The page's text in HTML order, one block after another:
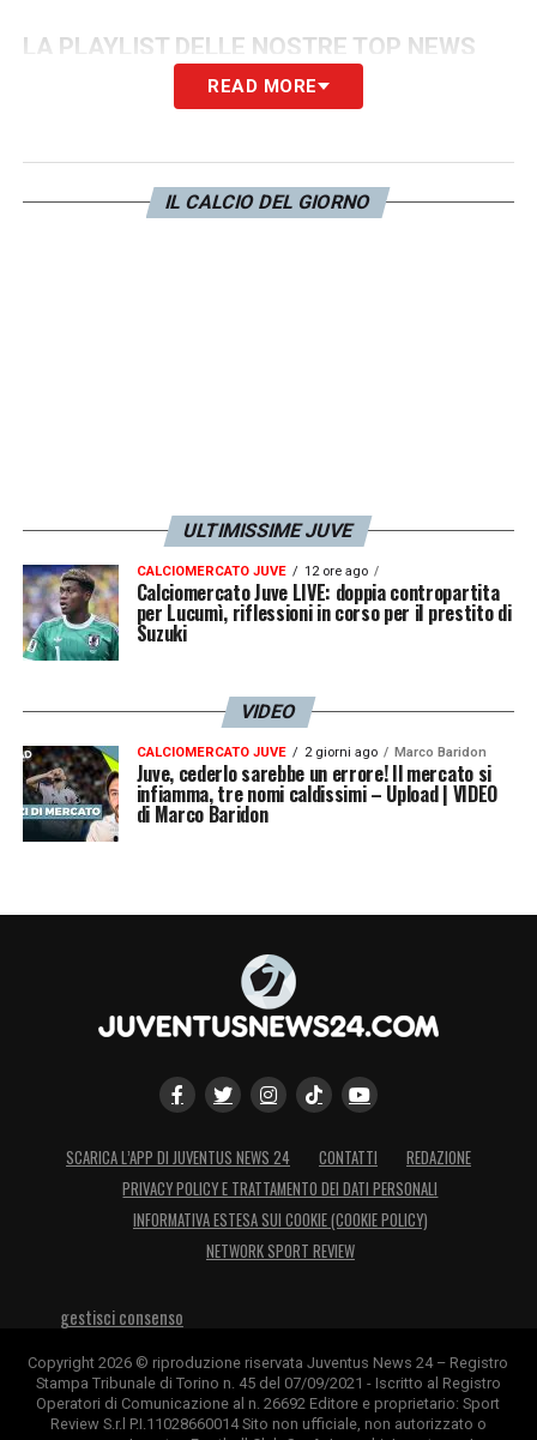
LA PLAYLIST DELLE NOSTRE TOP NEWS
READ MORE
IL CALCIO DEL GIORNO
ULTIMISSIME JUVE
CALCIOMERCATO JUVE 12 ore ago
Calciomercato Juve LIVE: doppia contropartita
per Lucumì, riflessioni in corso per il prestito di
Suzuki
VIDEO
CALCIOMERCATO JUVE 2 giorni ago Marco Baridon
Juve, cederlo sarebbe un errore! Il mercato si
infiamma, tre nomi caldissimi – Upload | VIDEO
di Marco Baridon
SCARICA L’APP DI JUVENTUS NEWS 24 CONTATTI
REDAZIONE
PRIVACY POLICY E TRATTAMENTO DEI DATI PERSONALI
INFORMATIVA ESTESA SUI COOKIE (COOKIE POLICY)
NETWORK SPORT REVIEW
gestisci consenso
Copyright 2026 © riproduzione riservata Juventus News 24 – Registro
Stampa Tribunale di Torino n. 45 del 07/09/2021 - Iscritto al Registro
Operatori di Comunicazione al n. 26692 Editore e proprietario: Sport
Review S.r.l P.I.11028660014 Sito non ufficiale, non autorizzato o